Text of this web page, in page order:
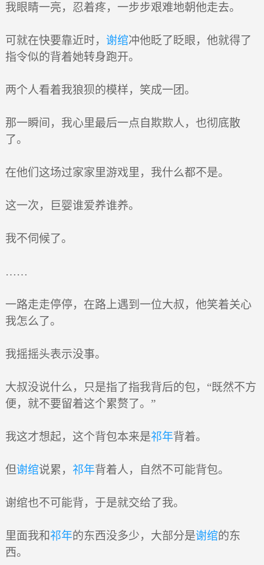
我眼睛一亮，忍着疼，一步步艰难地朝他走去。
可就在快要靠近时， 谢绾冲他眨了眨眼，他就得了
指令似的背着她转身跑开。
两个人看着我狼狈的模样，笑成一团。
那一瞬间，我心里最后一点自欺欺人，也彻底散
了。
在他们这场过家家里游戏里，我什么都不是。
这一次，巨婴谁爱养谁养。
我不伺候了。
……
一路走走停停，在路上遇到一位大叔，他笑着关心
我怎么了。
我摇摇头表示没事。
大叔没说什么，只是指了指我背后的包，“既然不方
便，就不要留着这个累赘了。”
我这才想起，这个背包本来是祁年背着。
但谢绾说累， 祁年背着人，自然不可能背包。
谢绾也不可能背，于是就交给了我。
里面我和祁年的东西没多少，大部分是谢绾的东
西。